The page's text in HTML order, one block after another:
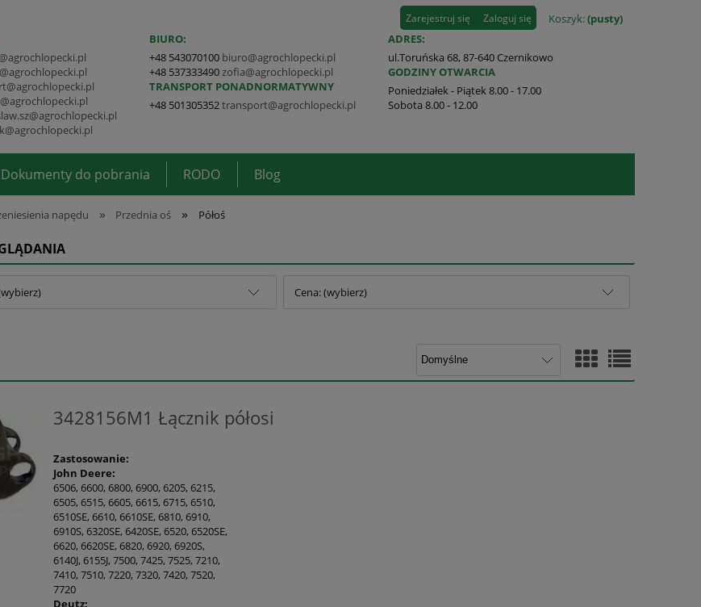
Koszyk:(pusty)
Zarejestruj się Zaloguj się
BIURO:
+48 543070100 biuro@agrochlopecki.pl
+48 537333490 zofia@agrochlopecki.pl
TRANSPORT PONADNORMATYWNY
+48 501305352transport@agrochlopecki.pl
ADRES:
ul.Toruńska 68, 87-640 Czernikowo
GODZINY OTWARCIA
Poniedziałek - Piątek 8.00 - 17.00
Sobota 8.00 - 12.00
Dokumenty do pobrania RODO Blog
napędu » Przednia oś » Półoś
Cena: (wybierz)
3428156M1 Łącznik półosi
Zastosowanie:
John Deere:
6506, 6600, 6800, 6900, 6205, 6215,
6505, 6515, 6605, 6615, 6715, 6510,
6510SE, 6610, 6610SE, 6810, 6910,
6910S, 6320SE, 6420SE, 6520, 6520SE,
6620, 6620SE, 6820, 6920, 6920S,
6140J, 6155J, 7500, 7425, 7525, 7210,
7410, 7510, 7220, 7320, 7420, 7520,
7720
Deutz: